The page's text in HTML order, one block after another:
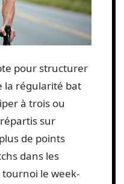
pour structurer
la régularité bat
à trois ou
sur
de points
dans les
tournoi le week-